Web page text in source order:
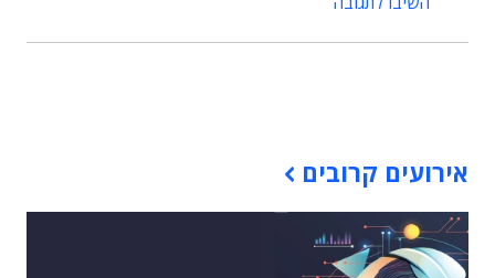
אירועים קרובים